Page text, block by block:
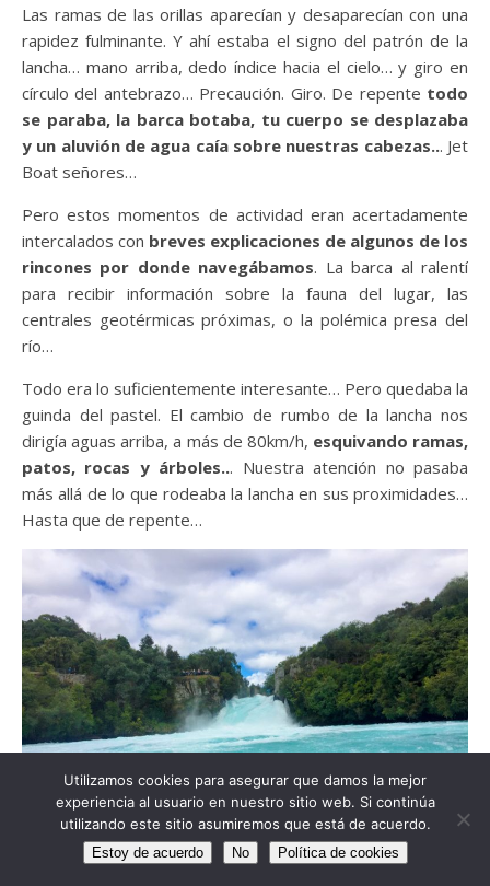
Las ramas de las orillas aparecían y desaparecían con una
rapidez fulminante. Y ahí estaba el signo del patrón de la
lancha… mano arriba, dedo índice hacia el cielo… y giro en
círculo del antebrazo… Precaución. Giro. De repente todo
se paraba, la barca botaba, tu cuerpo se desplazaba
y un aluvión de agua caía sobre nuestras cabezas... Jet
Boat señores…
Pero estos momentos de actividad eran acertadamente
intercalados con breves explicaciones de algunos de los
rincones por donde navegábamos. La barca al ralentí
para recibir información sobre la fauna del lugar, las
centrales geotérmicas próximas, o la polémica presa del
río…
Todo era lo suficientemente interesante… Pero quedaba la
guinda del pastel. El cambio de rumbo de la lancha nos
dirigía aguas arriba, a más de 80km/h, esquivando ramas,
patos, rocas y árboles... Nuestra atención no pasaba
más allá de lo que rodeaba la lancha en sus proximidades…
Hasta que de repente…
Utilizamos cookies para asegurar que damos la mejor
experiencia al usuario en nuestro sitio web. Si continúa
utilizando este sitio asumiremos que está de acuerdo.
Estoy de acuerdo No Política de cookies